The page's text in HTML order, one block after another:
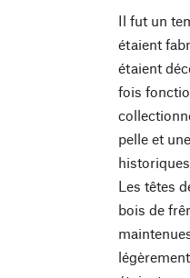
Il fut un
étaient
étaient
fois
pelle et
Les têtes
bois de